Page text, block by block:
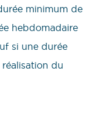
minimum de
hebdomadaire
si une durée
du